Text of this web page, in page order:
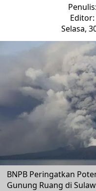
Penulis:
Selasa,
BNPB Peringatkan
Gunung Ruang di